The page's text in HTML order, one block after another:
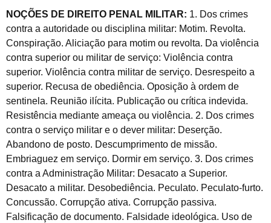
NOÇÕES DE DIREITO PENAL MILITAR: 1. Dos crimes
contra a autoridade ou disciplina militar: Motim. Revolta.
Conspiração. Aliciação para motim ou revolta. Da violência
contra superior ou militar de serviço: Violência contra
superior. Violência contra militar de serviço. Desrespeito a
superior. Recusa de obediência. Oposição à ordem de
sentinela. Reunião ilícita. Publicação ou crítica indevida.
Resistência mediante ameaça ou violência. 2. Dos crimes
contra o serviço militar e o dever militar: Deserção.
Abandono de posto. Descumprimento de missão.
Embriaguez em serviço. Dormir em serviço. 3. Dos crimes
contra a Administração Militar: Desacato a Superior.
Desacato a militar. Desobediência. Peculato. Peculato-furto.
Concussão. Corrupção ativa. Corrupção passiva.
Falsificação de documento. Falsidade ideológica. Uso de